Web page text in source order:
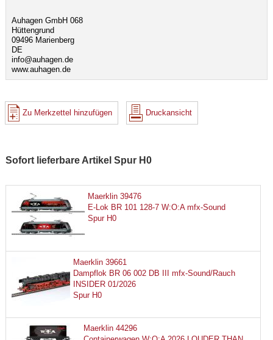
Auhagen GmbH 068
Hüttengrund
09496 Marienberg
DE
info@auhagen.de
www.auhagen.de
Zu Merkzettel hinzufügen Druckansicht
Sofort lieferbare Artikel Spur H0
Maerklin 39476
E-Lok BR 101 128-7 W:O:A mfx-Sound
Spur H0
Maerklin 39661
Dampflok BR 06 002 DB III mfx-Sound/Rauch
INSIDER 01/2026
Spur H0
Maerklin 44296